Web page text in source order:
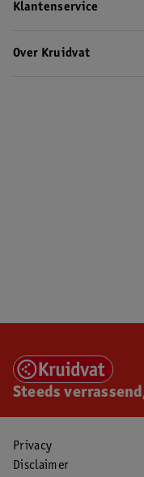
Klantenservice
Over Kruidvat
Steeds
Privacy
Disclaimer